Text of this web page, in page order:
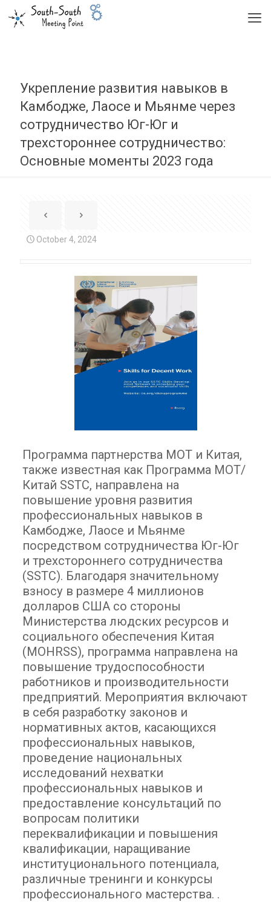
Укрепление развития навыков в
Камбодже, Лаосе и Мьянме через
сотрудничество Юг-Юг и
трехстороннее сотрудничество:
Основные моменты 2023 года
October 4, 2024
Программа партнерства МОТ и Китая,
также известная как Программа МОТ/
Китай SSTC, направлена на
повышение уровня развития
профессиональных навыков в
Камбодже, Лаосе и Мьянме
посредством сотрудничества Юг-Юг
и трехстороннего сотрудничества
(SSTC). Благодаря значительному
взносу в размере 4 миллионов
долларов США со стороны
Министерства людских ресурсов и
социального обеспечения Китая
(MOHRSS), программа направлена на
повышение трудоспособности
работников и производительности
предприятий. Мероприятия включают
в себя разработку законов и
нормативных актов, касающихся
профессиональных навыков,
проведение национальных
исследований нехватки
профессиональных навыков и
предоставление консультаций по
вопросам политики
переквалификации и повышения
квалификации, наращивание
институционального потенциала,
различные тренинги и конкурсы
профессионального мастерства. .